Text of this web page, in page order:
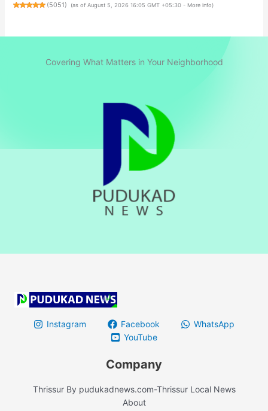
(5051) (as of August 5, 2026 16:05 GMT +05:30 - More info)
Covering What Matters in Your Neighborhood
Instagram Facebook
WhatsApp
YouTube
Company
Thrissur By pudukadnews.com-Thrissur Local News
About